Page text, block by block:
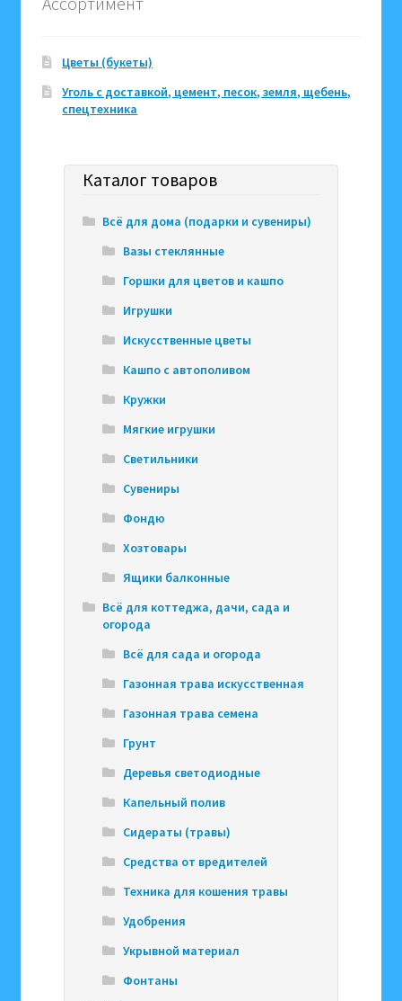
Цветы (букеты)
Уголь с доставкой, цемент, песок, земля, щебень,
спецтехника
Каталог товаров
Всё для дома (подарки и сувениры)
Вазы стеклянные
Горшки для цветов и кашпо
Игрушки
Искусственные цветы
Кашпо с автополивом
Кружки
Мягкие игрушки
Светильники
Сувениры
Фондю
Хозтовары
Ящики балконные
Всё для коттеджа, дачи, сада и
огорода
Всё для сада и огорода
Газонная трава искусственная
Газонная трава семена
Грунт
Деревья светодиодные
Капельный полив
Сидераты (травы)
Средства от вредителей
Техника для кошения травы
Удобрения
Укрывной материал
Фонтаны